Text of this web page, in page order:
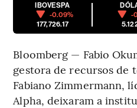
IBOVESPA
-0.09%
177,726.17
-
Bloomberg — Fabio
gestora de recursos de
Fabiano Zimmermann,
Alpha, deixaram a